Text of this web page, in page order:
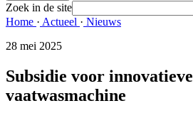
Zoek in de site
Home · Actueel · Nieuws
28 mei 2025
Subsidie voor innovatieve
vaatwasmachine